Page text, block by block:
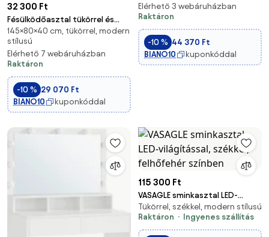
32 300 Ft
Fésülködőasztal tükörrel és
szabályozható fénnyel, 80 x
145 x 40 cm, fehér
145×80×40 cm, tükörrel, modern
stílusú
Elérhető 7 webáruházban
Raktáron
-10 % 29 070 Ft
BIANO10
kuponkóddal
Elérhető 3 webáruházban
Raktáron
-10 % 44 370 Ft
BIANO10
kuponkóddal
115 300 Ft
VASAGLE sminkasztal LED-
világítással, székkel, felhőfehér
színben
Tükörrel, székkel, modern stílusú
Raktáron
Ingyenes szállítás